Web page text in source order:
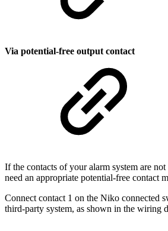
Via potential-free output contact
If the contacts of your alarm system are
need an appropriate potential-free contact
Connect contact 1 on the Niko connected
third-party system, as shown in the wiring